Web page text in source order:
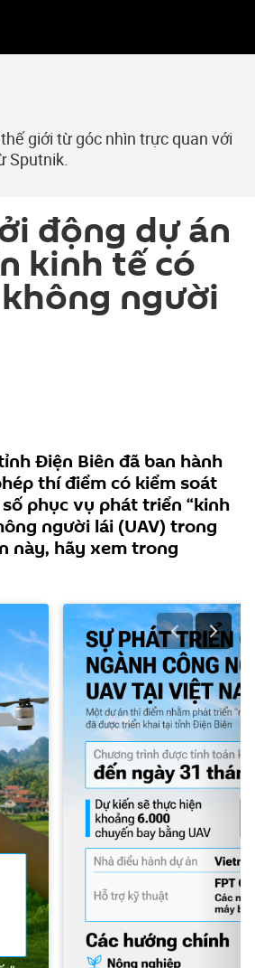
giới từ góc nhìn trực quan với
Sputnik.
động dự án
kinh tế có
người
Điện Biên đã ban hành
thí điểm có kiểm soát
phục vụ phát triển “kinh
người lái (UAV) trong
này, hãy xem trong